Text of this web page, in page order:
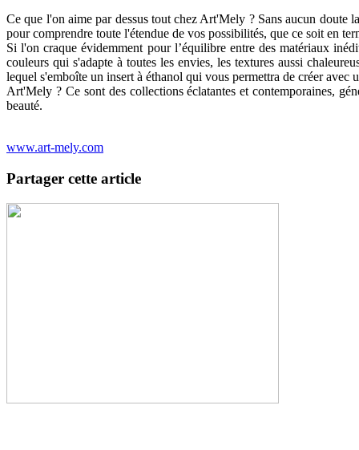
Ce que l'on aime par dessus tout chez Art'Mely ? Sans aucun
pour comprendre toute l'étendue de vos possibilités, que ce soit en
Si l'on craque évidemment pour l’équilibre entre des matériaux
couleurs qui s'adapte à toutes les envies, les textures aussi
lequel s'emboîte un insert à éthanol qui vous permettra de créer
Art'Mely ? Ce sont des collections éclatantes et contemporaines,
beauté.
www.art-mely.com
Partager cette article